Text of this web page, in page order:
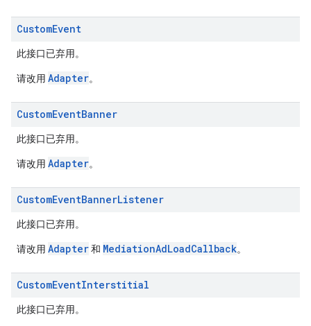
CustomEvent
此接口已弃用。
请改用 Adapter。
CustomEventBanner
此接口已弃用。
请改用 Adapter。
CustomEventBannerListener
此接口已弃用。
请改用 Adapter和 MediationAdLoadCallback。
CustomEventInterstitial
此接口已弃用。